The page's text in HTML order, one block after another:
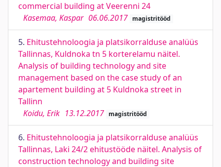
commercial building at Veerenni 24
Kasemaa, Kaspar 06.06.2017 magistritööd
5. Ehitustehnoloogia ja platsikorralduse analüüs
Tallinnas, Kuldnoka tn 5 korterelamu näitel.
Analysis of building technology and site
management based on the case study of an
apartement building at 5 Kuldnoka street in
Tallinn
Koidu, Erik 13.12.2017 magistritööd
6. Ehitustehnoloogia ja platsikorralduse analüüs
Tallinnas, Laki 24/2 ehitustööde näitel. Analysis of
construction technology and building site